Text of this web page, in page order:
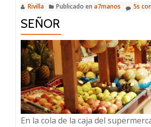
Rivilla Publicado en a7manos 5s
SEÑOR
En la cola de la caja del